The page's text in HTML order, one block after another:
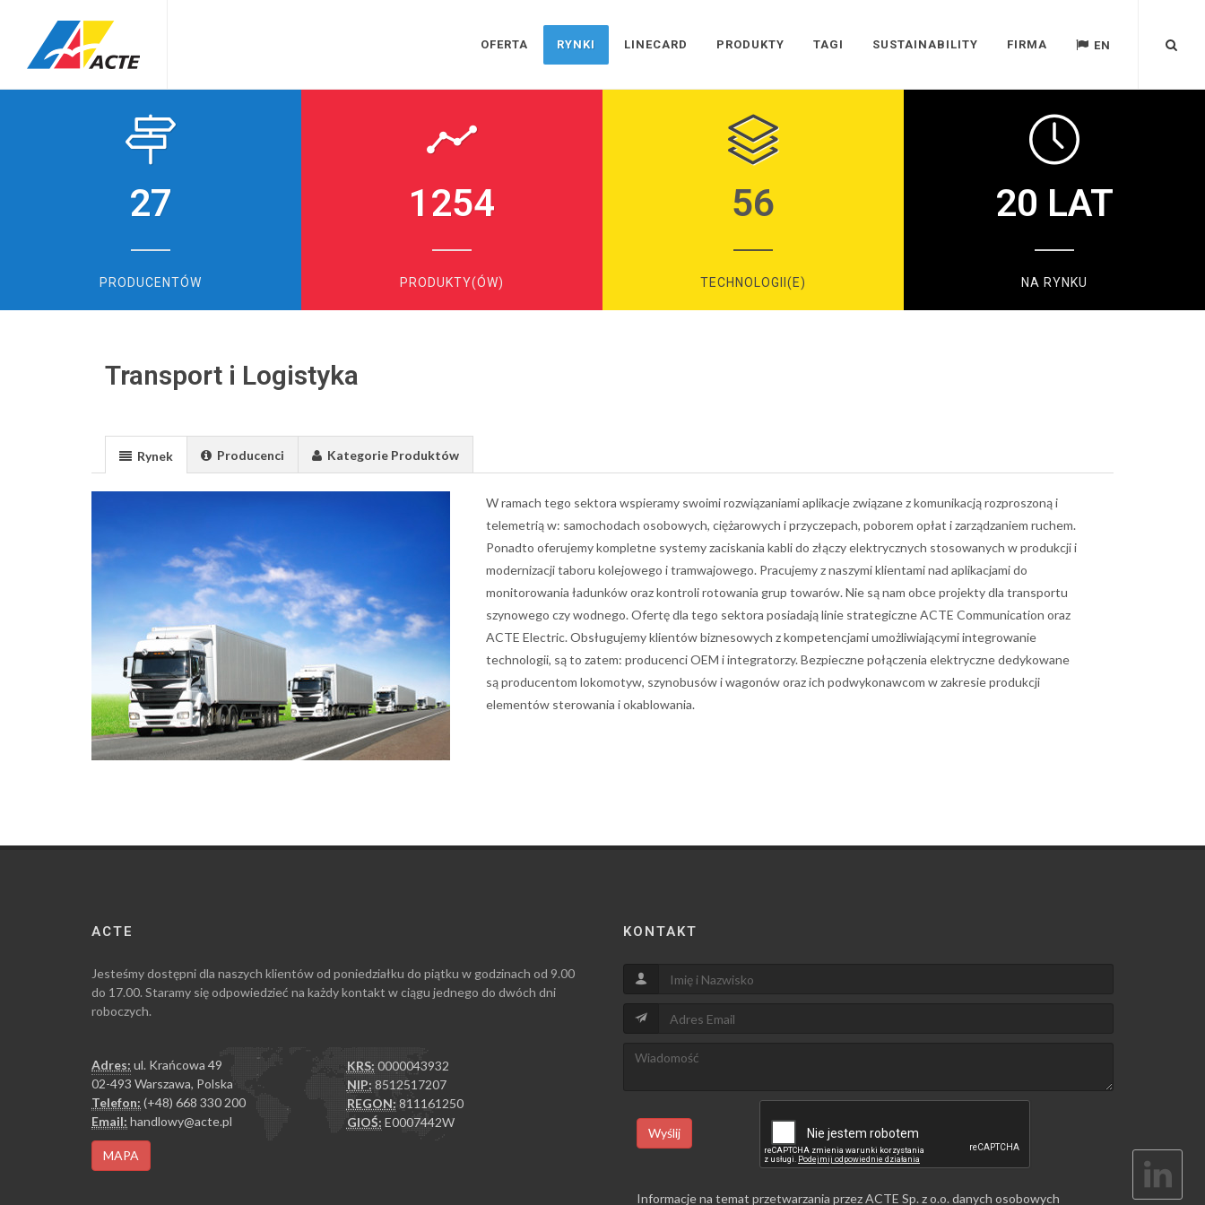
OFERTA RYNKI LINECARD PRODUKTY TAGI SUSTAINABILITY FIRMA EN
27
PRODUCENTÓW
1254
PRODUKTY(ÓW)
56
TECHNOLOGII(E)
20 LAT
NA RYNKU
Transport i Logistyka
Rynek Producenci Kategorie Produktów
W ramach tego sektora wspieramy swoimi rozwiązaniami aplikacje związane z komunikacją rozproszoną i
telemetrią w: samochodach osobowych, ciężarowych i przyczepach, poborem opłat i zarządzaniem ruchem.
Ponadto oferujemy kompletne systemy zaciskania kabli do złączy elektrycznych stosowanych w produkcji i
modernizacji taboru kolejowego i tramwajowego. Pracujemy z naszymi klientami nad aplikacjami do
monitorowania ładunków oraz kontroli rotowania grup towarów. Nie są nam obce projekty dla transportu
szynowego czy wodnego. Ofertę dla tego sektora posiadają linie strategiczne ACTE Communication oraz
ACTE Electric. Obsługujemy klientów biznesowych z kompetencjami umożliwiającymi integrowanie
technologii, są to zatem: producenci OEM i integratorzy. Bezpieczne połączenia elektryczne dedykowane
są producentom lokomotyw, szynobusów i wagonów oraz ich podwykonawcom w zakresie produkcji
elementów sterowania i okablowania.
ACTE
Jesteśmy dostępni dla naszych klientów od poniedziałku do piątku w godzinach od 9.00
do 17.00. Staramy się odpowiedzieć na każdy kontakt w ciągu jednego do dwóch dni
roboczych.
Adres: ul. Krańcowa 49
02-493 Warszawa, Polska
Telefon: (+48) 668 330 200
Email: handlowy@acte.pl
KRS: 0000043932
NIP: 8512517207
REGON: 811161250
GIOŚ: E0007442W
MAPA
KONTAKT
Wyślij
Informacje na temat przetwarzania przez ACTE Sp. z o.o. danych osobowych